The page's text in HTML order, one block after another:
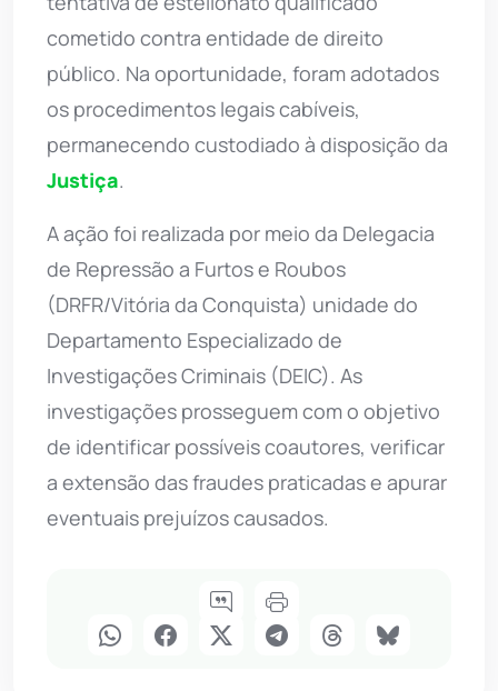
cometido contra entidade de direito
público. Na oportunidade, foram adotados
os procedimentos legais cabíveis,
permanecendo custodiado à disposição da
Justiça.
A ação foi realizada por meio da Delegacia
de Repressão a Furtos e Roubos
(DRFR/Vitória da Conquista) unidade do
Departamento Especializado de
Investigações Criminais (DEIC). As
investigações prosseguem com o objetivo
de identificar possíveis coautores, verificar
a extensão das fraudes praticadas e apurar
eventuais prejuízos causados.